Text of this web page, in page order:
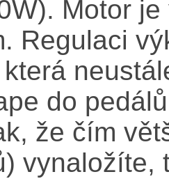
Motor
Regulaci
do
že čím
vynaložíte,